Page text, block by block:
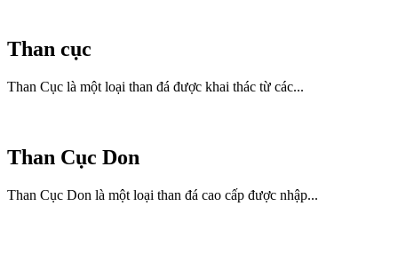
Than cục
Than Cục là một loại than đá được khai thác từ các...
Than Cục Don
Than Cục Don là một loại than đá cao cấp được nhập...